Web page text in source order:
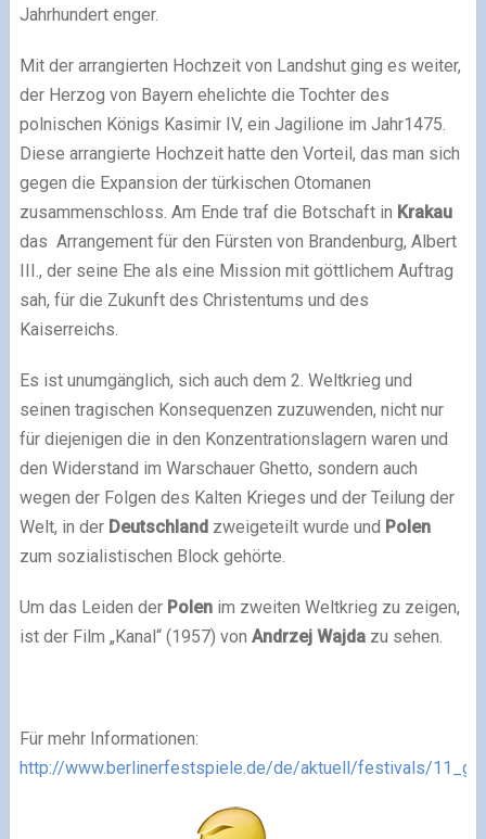
Jahrhundert enger.
Mit der arrangierten Hochzeit von Landshut ging es weiter,
der Herzog von Bayern ehelichte die Tochter des
polnischen Königs Kasimir IV, ein Jagilione im Jahr1475.
Diese arrangierte Hochzeit hatte den Vorteil, das man sich
gegen die Expansion der türkischen Otomanen
zusammenschloss. Am Ende traf die Botschaft in Krakau
das Arrangement für den Fürsten von Brandenburg, Albert
III., der seine Ehe als eine Mission mit göttlichem Auftrag
sah, für die Zukunft des Christentums und des
Kaiserreichs.
Es ist unumgänglich, sich auch dem 2. Weltkrieg und
seinen tragischen Konsequenzen zuzuwenden, nicht nur
für diejenigen die in den Konzentrationslagern waren und
den Widerstand im Warschauer Ghetto, sondern auch
wegen der Folgen des Kalten Krieges und der Teilung der
Welt, in der Deutschland zweigeteilt wurde und Polen
zum sozialistischen Block gehörte.
Um das Leiden der Polenim zweiten Weltkrieg zu zeigen,
ist der Film „Kanal“ (1957) von Andrzej Wajdazu sehen.
Für mehr Informationen:
http://www.berlinerfestspiele.de/de/aktuell/festivals/